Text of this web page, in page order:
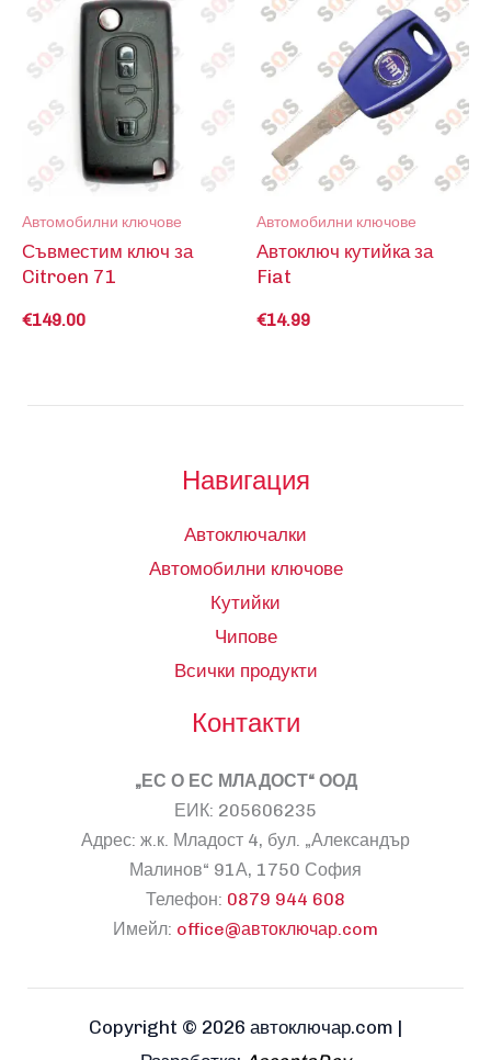
Автомобилни ключове
Съвместим ключ за
Citroen 71
€149.00
Автомобилни ключове
Автоключ кутийка за
Fiat
€14.99
Навигация
Автоключалки
Автомобилни ключове
Кутийки
Чипове
Всички продукти
Контакти
„ЕС О ЕС МЛАДОСТ“ ООД
ЕИК: 205606235
Адрес: ж.к. Младост 4, бул. „Александър
Малинов“ 91А, 1750 София
Телефон: 0879 944 608
Имейл: office@автоключар.com
Copyright © 2026 автоключар.com |